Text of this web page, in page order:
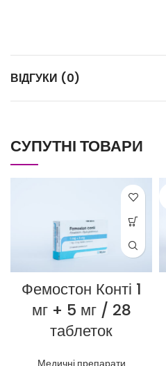
ВІДГУКИ (0)
СУПУТНІ ТОВАРИ
Фемостон Конті 1
мг + 5 мг / 28
таблеток
Медичні препарати